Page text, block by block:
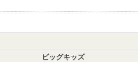
ビッグキッズ